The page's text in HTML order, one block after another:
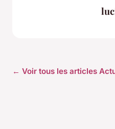
← Voir tous les articles